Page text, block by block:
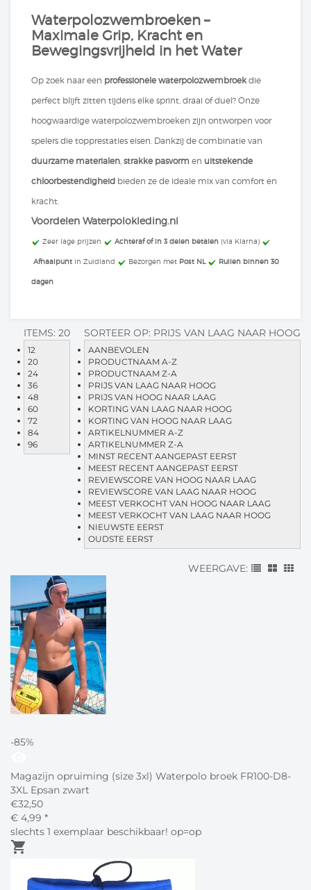
Waterpolozwembroeken –
Maximale Grip, Kracht en
Bewegingsvrijheid in het Water
Op zoek naar een professionele waterpolozwembroekdie
perfect blijft zitten tijdens elke sprint, draai of duel? Onze
hoogwaardige waterpolozwembroeken zijn ontworpen voor
spelers die topprestaties eisen. Dankzij de combinatie van
duurzame materialen, strakke pasvorm en uitstekende
chloorbestendigheid bieden ze de ideale mix van comfort en
kracht.
Voordelen Waterpolokleding.nl
​ Zeer lage prijzen Achteraf of in 3 delen betalen (via Klarna)
Afhaalpunt in Zuidland Bezorgen met Post NL Ruilen binnen 30
dagen
SORTEER OP: PRIJS VAN LAAG NAAR HOOG
AANBEVOLEN
PRODUCTNAAM A-Z
PRODUCTNAAM Z-A
PRIJS VAN LAAG NAAR HOOG
PRIJS VAN HOOG NAAR LAAG
KORTING VAN LAAG NAAR HOOG
KORTING VAN HOOG NAAR LAAG
ARTIKELNUMMER A-Z
ARTIKELNUMMER Z-A
MINST RECENT AANGEPAST EERST
MEEST RECENT AANGEPAST EERST
REVIEWSCORE VAN HOOG NAAR LAAG
REVIEWSCORE VAN LAAG NAAR HOOG
MEEST VERKOCHT VAN HOOG NAAR LAAG
MEEST VERKOCHT VAN LAAG NAAR HOOG
NIEUWSTE EERST
OUDSTE EERST
ITEMS: 20
12
20
24
36
48
60
72
84
96
WEERGAVE:
-85%
Magazijn opruiming (size 3xl) Waterpolo broek FR100-D8-
3XL Epsan zwart
€32,50
€ 4,99 *
slechts 1 exemplaar beschikbaar! op=op
shopping_cart